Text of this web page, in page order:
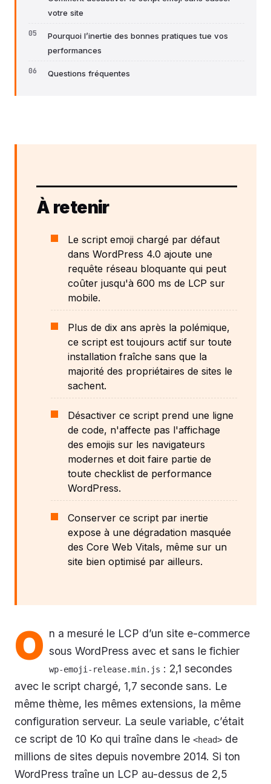
votre site
Pourquoi l’inertie des bonnes pratiques tue vos
performances
Questions fréquentes
À retenir
Le script emoji chargé par défaut
dans WordPress 4.0 ajoute une
requête réseau bloquante qui peut
coûter jusqu'à 600 ms de LCP sur
mobile.
Plus de dix ans après la polémique,
ce script est toujours actif sur toute
installation fraîche sans que la
majorité des propriétaires de sites le
sachent.
Désactiver ce script prend une ligne
de code, n'affecte pas l'affichage
des emojis sur les navigateurs
modernes et doit faire partie de
toute checklist de performance
WordPress.
Conserver ce script par inertie
expose à une dégradation masquée
des Core Web Vitals, même sur un
site bien optimisé par ailleurs.
O n a mesuré le LCP d’un site e-commerce
sous WordPress avec et sans le fichier
wp-emoji-release.min.js : 2,1 secondes
avec le script chargé, 1,7 seconde sans. Le
même thème, les mêmes extensions, la même
configuration serveur. La seule variable, c’était
ce script de 10 Ko qui traîne dans le <head> de
millions de sites depuis novembre 2014. Si ton
WordPress traîne un LCP au-dessus de 2,5